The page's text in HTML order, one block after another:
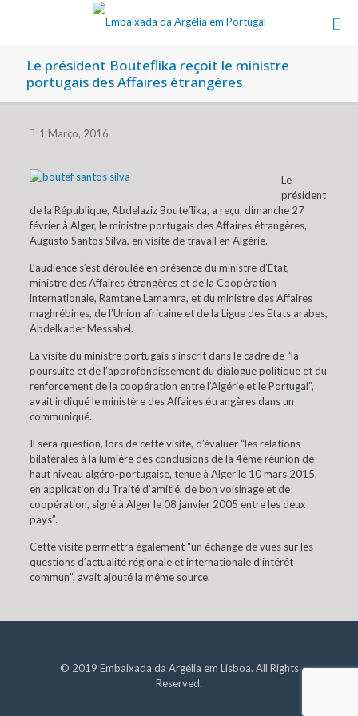
Le président Bouteflika reçoit le ministre
portugais des Affaires étrangères
1 Março, 2016
Le
président
de la République, Abdelaziz Bouteflika, a reçu, dimanche 27
février à Alger, le ministre portugais des Affaires étrangères,
Augusto Santos Silva, en visite de travail en Algérie.
L’audience s’est déroulée en présence du ministre d’Etat,
ministre des Affaires étrangères et de la Coopération
internationale, Ramtane Lamamra, et du ministre des Affaires
maghrébines, de l’Union africaine et de la Ligue des Etats arabes,
Abdelkader Messahel.
La visite du ministre portugais s’inscrit dans le cadre de “la
poursuite et de l’approfondissement du dialogue politique et du
renforcement de la coopération entre l’Algérie et le Portugal”,
avait indiqué le ministère des Affaires étrangères dans un
communiqué.
Il sera question, lors de cette visite, d’évaluer “les relations
bilatérales à la lumière des conclusions de la 4ème réunion de
haut niveau algéro-portugaise, tenue à Alger le 10 mars 2015,
en application du Traité d’amitié, de bon voisinage et de
coopération, signé à Alger le 08 janvier 2005 entre les deux
pays”.
Cette visite permettra également “un échange de vues sur les
questions d’actualité régionale et internationale d’intérêt
commun”, avait ajouté la même source.
© 2019 Embaixada da Argélia em Lisboa. All Rights
Reserved.